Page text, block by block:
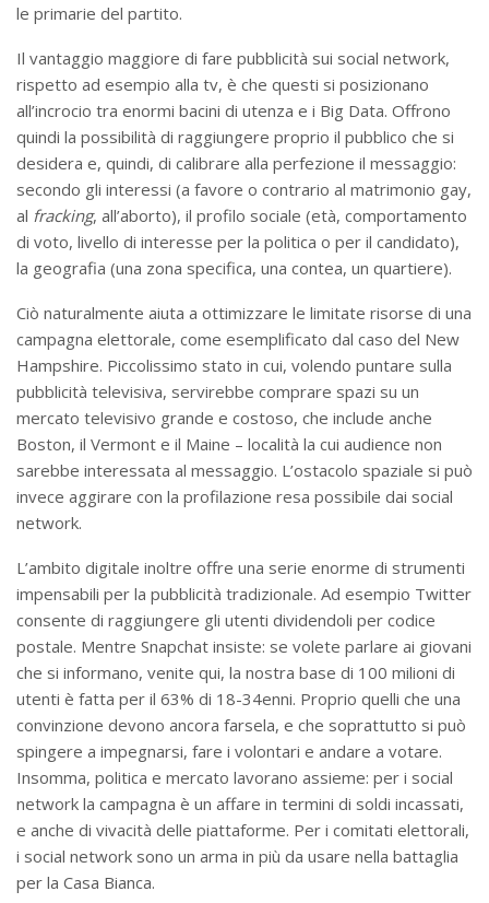
le primarie del partito.
Il vantaggio maggiore di fare pubblicità sui social network,
rispetto ad esempio alla tv, è che questi si posizionano
all’incrocio tra enormi bacini di utenza e i Big Data. Offrono
quindi la possibilità di raggiungere proprio il pubblico che si
desidera e, quindi, di calibrare alla perfezione il messaggio:
secondo gli interessi (a favore o contrario al matrimonio gay,
al fracking, all’aborto), il profilo sociale (età, comportamento
di voto, livello di interesse per la politica o per il candidato),
la geografia (una zona specifica, una contea, un quartiere).
Ciò naturalmente aiuta a ottimizzare le limitate risorse di una
campagna elettorale, come esemplificato dal caso del New
Hampshire. Piccolissimo stato in cui, volendo puntare sulla
pubblicità televisiva, servirebbe comprare spazi su un
mercato televisivo grande e costoso, che include anche
Boston, il Vermont e il Maine – località la cui audience non
sarebbe interessata al messaggio. L’ostacolo spaziale si può
invece aggirare con la profilazione resa possibile dai social
network.
L’ambito digitale inoltre offre una serie enorme di strumenti
impensabili per la pubblicità tradizionale. Ad esempio Twitter
consente di raggiungere gli utenti dividendoli per codice
postale. Mentre Snapchat insiste: se volete parlare ai giovani
che si informano, venite qui, la nostra base di 100 milioni di
utenti è fatta per il 63% di 18-34enni. Proprio quelli che una
convinzione devono ancora farsela, e che soprattutto si può
spingere a impegnarsi, fare i volontari e andare a votare.
Insomma, politica e mercato lavorano assieme: per i social
network la campagna è un affare in termini di soldi incassati,
e anche di vivacità delle piattaforme. Per i comitati elettorali,
i social network sono un arma in più da usare nella battaglia
per la Casa Bianca.